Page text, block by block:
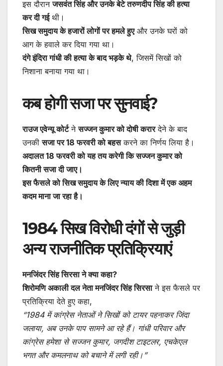
इस दौरानजसवंत सिंह और उनके बेटे तरुणदीप सिंह की हत्या
कर दी गईथी।
सिख समुदाय के हजारों लोगों पर हमले हुएऔर उनके घरों को
आग के हवाले कर दिया गया था।
दंगे इंदिरा गांधी की हत्या के बाद भड़के थे, जिसमें सिखों को
निशाना बनाया गया था।
कब होगी सजा पर सुनवाई?
राउज एवेन्यू कोर्टनेसज्जन कुमार को दोषी करारदेने के बाद
उनकीसजा पर 18 फरवरी को बहसकरने का निर्णय लिया है।
अदालत 18 फरवरी को यह तय करेगी कि सज्जन कुमार को
कितनी सजा दी जाए।
इस फैसले को सिख समुदाय के लिए न्याय की दिशा में एक अहम
कदम माना जा रहा है।
1984 सिख विरोधी दंगों से जुड़ी
अन्य राजनीतिक प्रतिक्रियाएं
मनजिंदर सिंह सिरसा ने क्या कहा?
शिरोमणि अकाली दल नेता मनजिंदर सिंह सिरसाने इस फैसले पर
प्रतिक्रिया देते हुए कहा,
“1984 में कांग्रेस नेताओं ने सिखों को टायर पहनाकर जिंदा
जलाया, अब उनके पाप सामने आ रहे हैं। गांधी परिवार और
कांग्रेस हमेशा से सज्जन कुमार, जगदीश टाइटलर, एचकेएल
भगत और कमलनाथ को बचाने में लगी रही।”